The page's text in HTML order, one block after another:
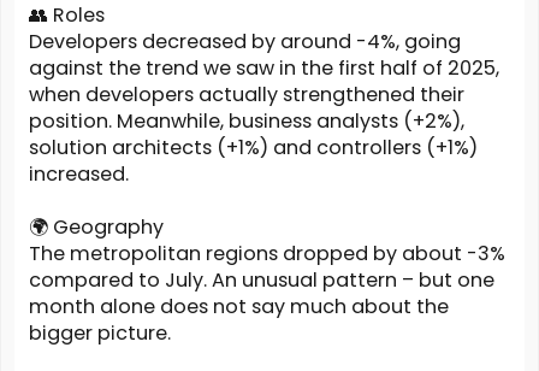
👥 Roles
Developers decreased by around -4%, going
against the trend we saw in the first half of 2025,
when developers actually strengthened their
position. Meanwhile, business analysts (+2%),
solution architects (+1%) and controllers (+1%)
increased.
🌍 Geography
The metropolitan regions dropped by about -3%
compared to July. An unusual pattern – but one
month alone does not say much about the
bigger picture.